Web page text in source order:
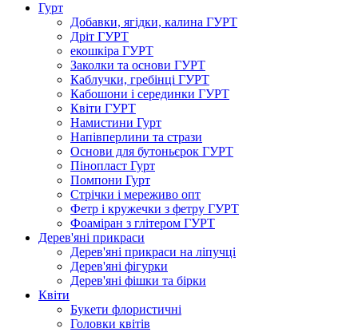
Гурт
Добавки, ягідки, калина ГУРТ
Дріт ГУРТ
екошкіра ГУРТ
Заколки та основи ГУРТ
Каблучки, гребінці ГУРТ
Кабошони і серединки ГУРТ
Квіти ГУРТ
Намистини Гурт
Напівперлини та стрази
Основи для бутоньєрок ГУРТ
Пінопласт Гурт
Помпони Гурт
Стрічки і мереживо опт
Фетр і кружечки з фетру ГУРТ
Фоаміран з глітером ГУРТ
Дерев'яні прикраси
Дерев'яні прикраси на ліпучці
Дерев'яні фігурки
Дерев'яні фішки та бірки
Квіти
Букети флористичні
Головки квітів